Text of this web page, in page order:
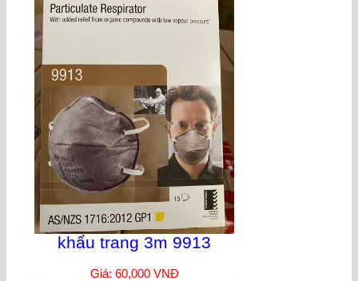
khẩu trang 3m 9913
Giá: 60,000 VNĐ